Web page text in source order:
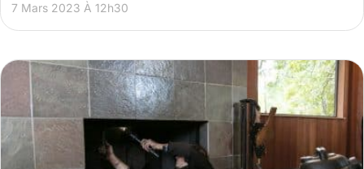
7 Mars 2023 À 12h30